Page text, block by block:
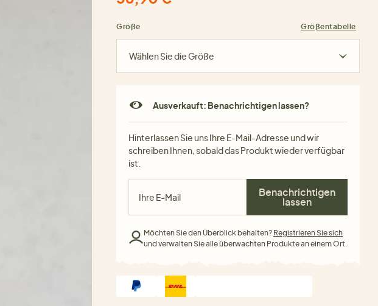
Größe Größentabelle
Wählen Sie die Größe
Ausverkauft: Benachrichtigen lassen?
Hinterlassen Sie uns Ihre E-Mail-Adresse und wir
schreiben Ihnen, sobald das Produkt wieder verfügbar
ist.
Benachrichtigen
lassen
Möchten Sie den Überblick behalten? Registrieren Sie sich
und verwalten Sie alle überwachten Produkte an einem Ort.